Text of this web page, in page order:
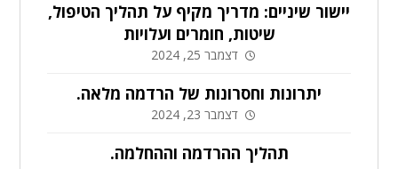
יישור שיניים: מדריך מקיף על תהליך הטיפול,
שיטות, חומרים ועלויות
דצמבר 25, 2024
יתרונות וחסרונות של הרדמה מלאה.
דצמבר 23, 2024
תהליך ההרדמה וההחלמה.